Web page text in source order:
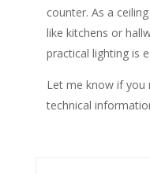
counter. As a
like kitchens or
practical lighting is
Let me know if you
technical